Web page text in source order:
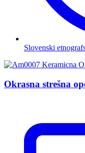
Slovenski
Okrasna strešna